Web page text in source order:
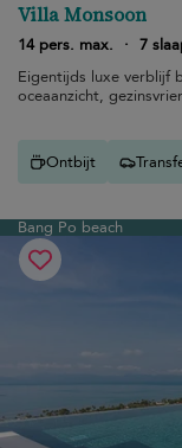
Villa Monsoon
14 pers. max.
· 7
Eigentijds luxe verblijf
oceaanzicht,
Ontbijt
Bang Po beach